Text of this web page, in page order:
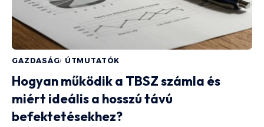
GAZDASÁG ÚTMUTATÓK
Hogyan működik a TBSZ számla és
miért ideális a hosszú távú
befektetésekhez?